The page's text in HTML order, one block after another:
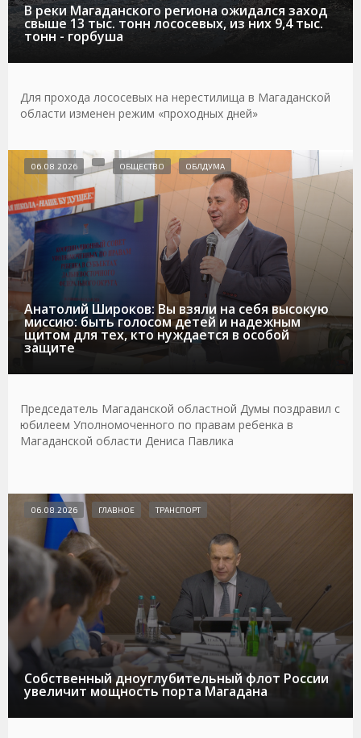
В реки Магаданского региона ожидался заход
свыше 13 тыс. тонн лососевых, из них 9,4 тыс.
тонн - горбуша
Для прохода лососевых на нерестилища в Магаданской
области изменен режим «проходных дней»
Анатолий Широков: Вы взяли на себя высокую
миссию: быть голосом детей и надежным
щитом для тех, кто нуждается в особой
защите
06.08.2026 ОБЩЕСТВО ОБЛДУМА
Председатель Магаданской областной Думы поздравил с
юбилеем Уполномоченного по правам ребенка в
Магаданской области Дениса Павлика
Собственный дноуглубительный флот России
увеличит мощность порта Магадана
06.08.2026 ГЛАВНОЕ ТРАНСПОРТ